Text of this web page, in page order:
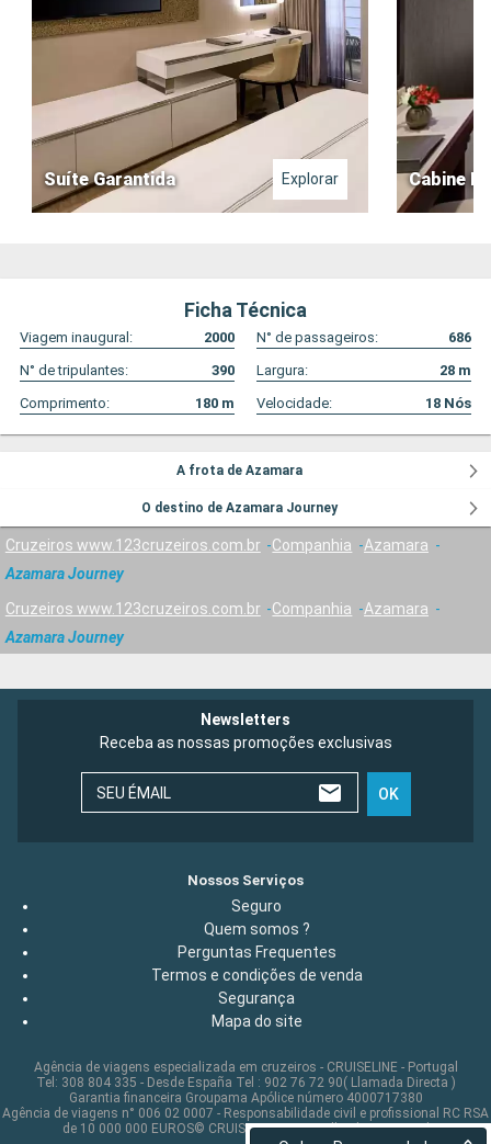
Suíte Garantida Explorar Cabine
Ficha Técnica
Viagem inaugural: 2000 N° de passageiros:
686
N° de tripulantes:
390 Largura: 28 m
Comprimento:
180 m Velocidade: 18 Nós
A frota de Azamara
O destino de Azamara Journey
Cruzeiros www.123cruzeiros.com.br Companhia
Azamara
Azamara Journey
Cruzeiros www.123cruzeiros.com.br Companhia
Azamara
Azamara Journey
Newsletters
Receba as nossas promoções exclusivas
SEU ÉMAIL OK
Nossos Serviços
Seguro
Quem somos ?
Perguntas Frequentes
Termos e condições de venda
Segurança
Mapa do site
Agência de viagens especializada em cruzeiros - CRUISELINE - Portugal
Tel: 308 804 335 - Desde España Tel : 902 76 72 90( Llamada Directa )
Garantia financeira Groupama Apólice número 4000717380
Agência de viagens n° 006 02 0007 - Responsabilidade civil e profissional RC RSA
de 10 000 000 EUROS© CRUISELINE 2026 - all rights reserved